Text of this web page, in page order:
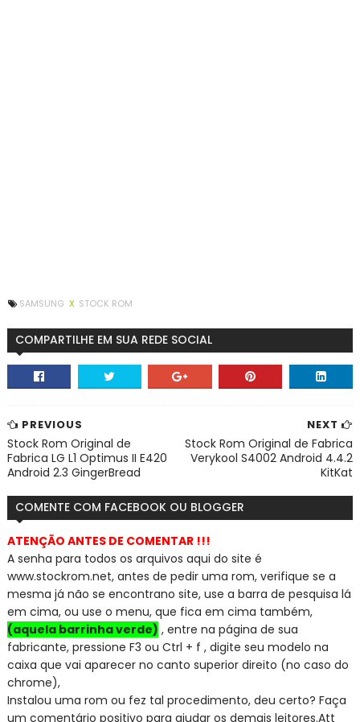
SAMSUNG X STOCK ROM
COMPARTILHE EM SUA REDE SOCIAL
NEXT
Stock Rom Original de Fabrica
Verykool S4002 Android 4.4.2
KitKat
PREVIOUS
Stock Rom Original de
Fabrica LG L1 Optimus II E420
Android 2.3 GingerBread
COMENTE COM FACEBOOK OU BLOGGER
ATENÇÃO ANTES DE COMENTAR !!!
A senha para todos os arquivos aqui do site é
www.stockrom.net, antes de pedir uma rom, verifique se a
mesma já não se encontrano site, use a barra de pesquisa lá
em cima, ou use o menu, que fica em cima também,
(aquela barrinha verde) , entre na página de sua
fabricante, pressione F3 ou Ctrl + f , digite seu modelo na
caixa que vai aparecer no canto superior direito (no caso do
chrome),
Instalou uma rom ou fez tal procedimento, deu certo? Faça
um comentário positivo para ajudar os demais leitores.Att